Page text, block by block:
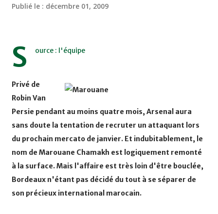
Publié le : décembre 01, 2009
S ource : l'équipe
Privé de
Robin Van
Persie pendant au moins quatre mois, Arsenal aura
sans doute la tentation de recruter un attaquant lors
du prochain mercato de janvier. Et indubitablement, le
nom de Marouane Chamakh est logiquement remonté
à la surface. Mais l'affaire est très loin d'être bouclée,
Bordeaux n'étant pas décidé du tout à se séparer de
son précieux international marocain.